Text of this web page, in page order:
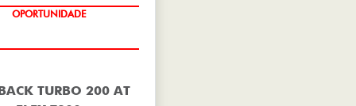
OPORTUNIDADE
TURBO 200 AT